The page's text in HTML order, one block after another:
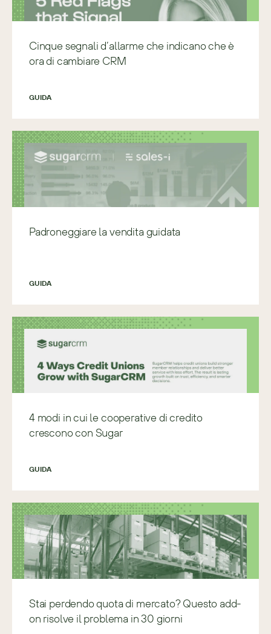
Cinque segnali d’allarme che indicano che è
ora di cambiare CRM
GUIDA
Padroneggiare la vendita guidata
GUIDA
4 modi in cui le cooperative di credito
crescono con Sugar
GUIDA
Stai perdendo quota di mercato? Questo add-
on risolve il problema in 30 giorni